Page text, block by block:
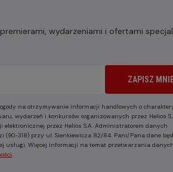
wydarzeniami i ofertami
ZAPISZ
na otrzymywanie informacji handlowych o
wydarzeń i konkursów organizowanych przez Helios
elektronicznej przez Helios S.A. Administratorem danych
(90-318) przy ul. Sienkiewicza 82/84. Pani/Pana dane
usługi. Więcej informacji na temat przetwarzania danych
.